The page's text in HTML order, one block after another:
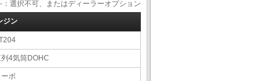
択不可、またはディーラーオプション
ジン
4気筒DOHC
ーボ